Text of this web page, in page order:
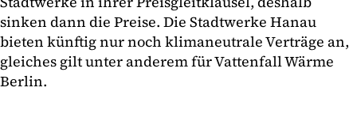
sinken dann die Preise. Die Stadtwerke Hanau
bieten künftig nur noch klimaneutrale Verträge an,
gleiches gilt unter anderem für Vattenfall Wärme
Berlin.